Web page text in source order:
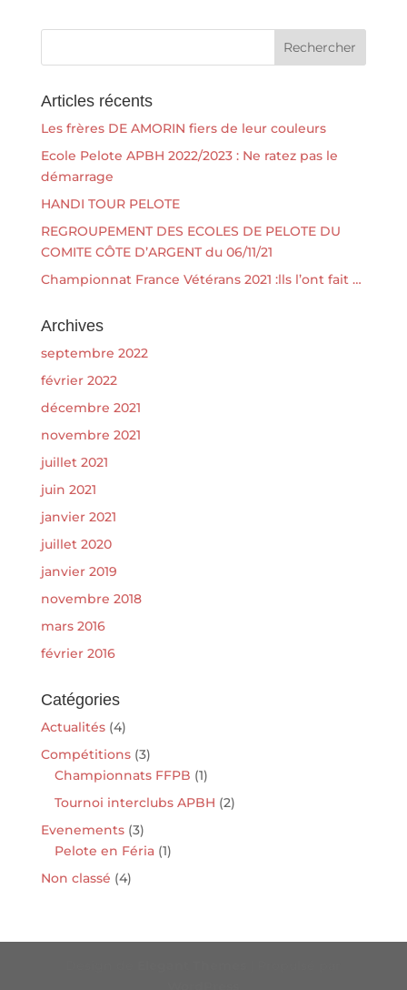
Articles récents
Les frères DE AMORIN fiers de leur couleurs
Ecole Pelote APBH 2022/2023 : Ne ratez pas le
démarrage
HANDI TOUR PELOTE
REGROUPEMENT DES ECOLES DE PELOTE DU
COMITE CÔTE D’ARGENT du 06/11/21
Championnat France Vétérans 2021 :lls l’ont fait …
Archives
septembre 2022
février 2022
décembre 2021
novembre 2021
juillet 2021
juin 2021
janvier 2021
juillet 2020
janvier 2019
novembre 2018
mars 2016
février 2016
Catégories
Actualités(4)
Compétitions(3)
Championnats FFPB (1)
Tournoi interclubs APBH (2)
Evenements(3)
Pelote en Féria(1)
Non classé (4)